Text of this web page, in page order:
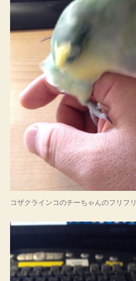
コザクラインコのチーちゃんのフリフリ